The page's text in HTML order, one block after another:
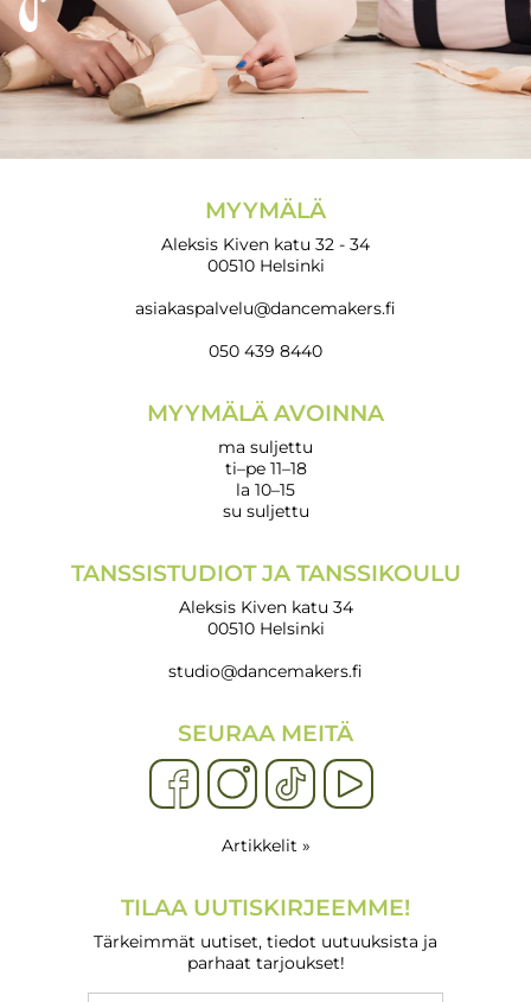
MYYMÄLÄ
Aleksis Kiven katu 32 - 34
00510 Helsinki
asiakaspalvelu@dancemakers.fi
050 439 8440
MYYMÄLÄ AVOINNA
ma suljettu
ti–pe 11–18
la 10–15
su suljettu
TANSSISTUDIOT JA TANSSIKOULU
Aleksis Kiven katu 34
00510 Helsinki
studio@dancemakers.fi
SEURAA MEITÄ
Artikkelit »
TILAA UUTISKIRJEEMME!
Tärkeimmät uutiset, tiedot uutuuksista ja
parhaat tarjoukset!